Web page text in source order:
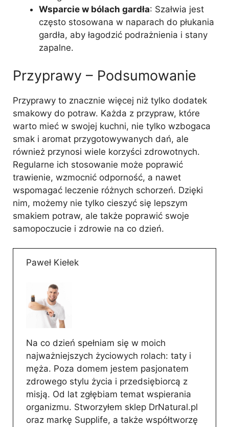
Wsparcie w bólach gardła: Szałwia jest
często stosowana w naparach do płukania
gardła, aby łagodzić podrażnienia i stany
zapalne.
Przyprawy – Podsumowanie
Przyprawy to znacznie więcej niż tylko dodatek
smakowy do potraw. Każda z przypraw, które
warto mieć w swojej kuchni, nie tylko wzbogaca
smak i aromat przygotowywanych dań, ale
również przynosi wiele korzyści zdrowotnych.
Regularne ich stosowanie może poprawić
trawienie, wzmocnić odporność, a nawet
wspomagać leczenie różnych schorzeń. Dzięki
nim, możemy nie tylko cieszyć się lepszym
smakiem potraw, ale także poprawić swoje
samopoczucie i zdrowie na co dzień.
Paweł Kiełek
Na co dzień spełniam się w moich
najważniejszych życiowych rolach: taty i
męża. Poza domem jestem pasjonatem
zdrowego stylu życia i przedsiębiorcą z
misją. Od lat zgłębiam temat wspierania
organizmu. Stworzyłem sklep DrNatural.pl
oraz markę Supplife, a także współtworzę